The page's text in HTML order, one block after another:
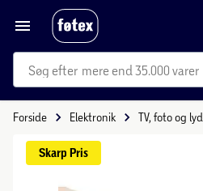
mere end 35.000 varer
Forside Elektronik TV, foto og lyd
Skarp Pris